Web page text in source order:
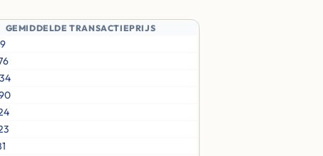
GEMIDDELDE TRANSACTIEPRIJS